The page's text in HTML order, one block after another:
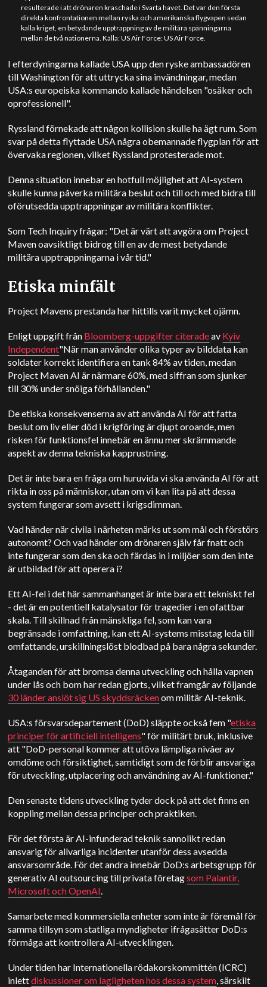
resulterade i att drönaren kraschade i Svarta havet. Det var den första
direkta konfrontationen mellan ryska och amerikanska flygvapen sedan
kalla kriget, en betydande upptrappning av de militära spänningarna
mellan de två nationerna. Källa: US Air Force: US Air Force.
I efterdyningarna kallade USA upp den ryske ambassadören
till Washington för att uttrycka sina invändningar, medan
USA:s europeiska kommando kallade händelsen "osäker och
oprofessionell".
Ryssland förnekade att någon kollision skulle ha ägt rum. Som
svar på detta flyttade USA några obemannade flygplan för att
övervaka regionen, vilket Ryssland protesterade mot.
Denna situation innebar en hotfull möjlighet att AI-system
skulle kunna påverka militära beslut och till och med bidra till
oförutsedda upptrappningar av militära konflikter.
Som Tech Inquiry frågar: "Det är värt att avgöra om Project
Maven oavsiktligt bidrog till en av de mest betydande
militära upptrappningarna i vår tid."
Etiska minfält
Project Mavens prestanda har hittills varit mycket ojämn.
Enligt uppgift från Bloomberg-uppgifter citeradeav Kyiv
Independent"När man använder olika typer av bilddata kan
soldater korrekt identifiera en tank 84% av tiden, medan
Project Maven AI är närmare 60%, med siffran som sjunker
till 30% under snöiga förhållanden."
De etiska konsekvenserna av att använda AI för att fatta
beslut om liv eller död i krigföring är djupt oroande, men
risken för funktionsfel innebär en ännu mer skrämmande
aspekt av denna tekniska kapprustning.
Det är inte bara en fråga om huruvida vi ska använda AI för att
rikta in oss på människor, utan om vi kan lita på att dessa
system fungerar som avsett i krigsdimman.
Vad händer när civila i närheten märks ut som mål och förstörs
autonomt? Och vad händer om drönaren själv får fnatt och
inte fungerar som den ska och färdas in i miljöer som den inte
är utbildad för att operera i?
Ett AI-fel i det här sammanhanget är inte bara ett tekniskt fel
- det är en potentiell katalysator för tragedier i en ofattbar
skala. Till skillnad från mänskliga fel, som kan vara
begränsade i omfattning, kan ett AI-systems misstag leda till
omfattande, urskillningslöst blodbad på bara några sekunder.
Åtaganden för att bromsa denna utveckling och hålla vapnen
under lås och bom har redan gjorts, vilket framgår av följande
30 länder anslöt sig US skyddsräckenom militär AI-teknik.
USA:s försvarsdepartement (DoD)släppte också fem "etiska
principer för artificiell intelligens" för militärt bruk, inklusive
att "DoD-personal kommer att utöva lämpliga nivåer av
omdöme och försiktighet, samtidigt som de förblir ansvariga
för utveckling, utplacering och användning av AI-funktioner."
Den senaste tidens utveckling tyder dock på att det finns en
koppling mellan dessa principer och praktiken.
För det första är AI-infunderad teknik sannolikt redan
ansvarig för allvarliga incidenter utanför dess avsedda
ansvarsområde. För det andra innebär DoD:s arbetsgrupp för
generativ AI outsourcing till privata företagsom Palantir,
Microsoft ochOpenAI.
Samarbete med kommersiella enheter som inte är föremål för
samma tillsyn som statliga myndigheter ifrågasätter DoD:s
förmåga att kontrollera AI-utvecklingen.
Under tiden har Internationella rödakorskommittén (ICRC)
inlettdiskussioner om lagligheten hos dessa system, särskilt